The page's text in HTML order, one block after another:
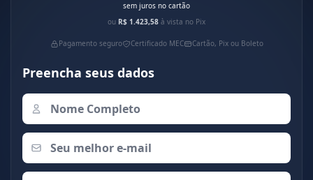
sem juros no cartão
ou R$ 1.423,58 à vista no Pix
Pagamento seguro Certificado MEC Cartão, Pix ou Boleto
Preencha seus dados